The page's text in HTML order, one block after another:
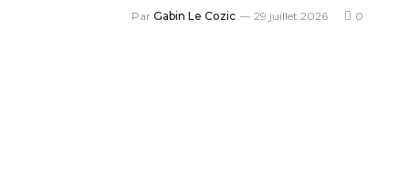
Par Gabin Le Cozic 29 juillet 2026 0